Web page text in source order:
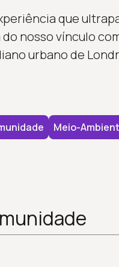
que
nosso vínculo
urbano de
Meio-